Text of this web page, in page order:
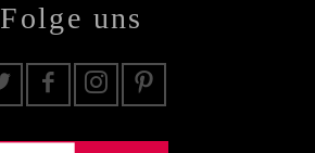
Folge uns